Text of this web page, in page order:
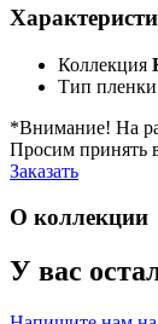
Коллекция
Тип пленки
*Внимание! На
Просим принять
Заказать
О коллекции
У вас